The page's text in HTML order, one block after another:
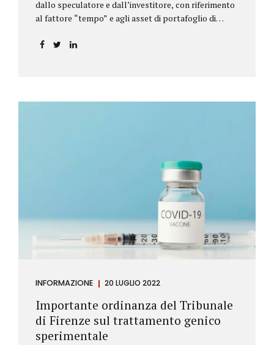
dallo speculatore e dall’investitore, con riferimento
al fattore “tempo” e agli asset di portafoglio di
l’investitore Nelle definizioni di Wikipedia si legge:
Investitore: è colui che decide di investire il proprio
loro investimenti, mentre gli speculatori cercano...
INFORMAZIONE 20 LUGLIO 2022
Importante ordinanza del Tribunale
di Firenze sul trattamento genico
sperimentale